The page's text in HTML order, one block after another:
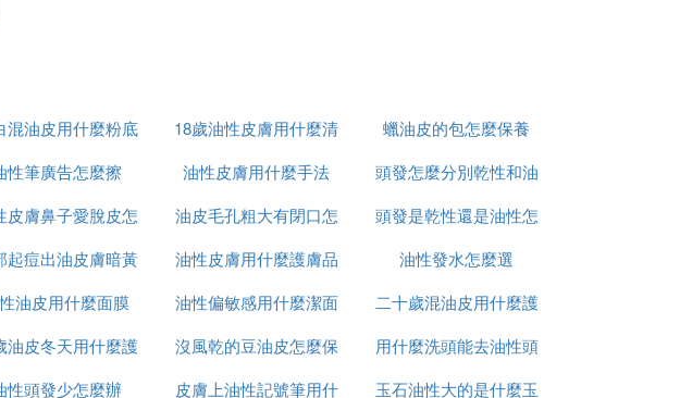
為是富有的標志。青金石的顏色以藍色為基色，而在中國民間
人氣日漸旺盛，好運自然就會接踵而至。>>>>羊——黃花梨
的敏感神經，招致別人的反感。黃花梨是唯一適合他們佩戴的
混油皮用什麼粉底
18歲油性皮膚用什麼清
潔面膜
蠟油皮的包怎麼保養
性筆廣告怎麼擦 油性皮膚用什麼手法
頭發怎麼分別乾性和油
性
皮膚鼻子愛脫皮怎
麼回事
油皮毛孔粗大有閉口怎
麼上粉底
頭發是乾性還是油性怎
麼判斷
起痘出油皮膚暗黃
怎麼辦
油性皮膚用什麼護膚品
可以祛痘
油性發水怎麼選
油皮用什麼面膜 油性偏敏感用什麼潔面
二十歲混油皮用什麼護
膚品
油皮冬天用什麼護
膚品
沒風乾的豆油皮怎麼保
存
用什麼洗頭能去油性頭
發
性頭發少怎麼辦
皮膚上油性記號筆用什
玉石油性大的是什麼玉